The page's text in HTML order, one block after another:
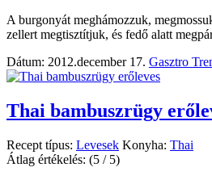
A burgonyát meghámozzuk,
zellert megtisztítjuk, és fedő alatt
Dátum: 2012.december 17. Gasztro
Thai bambuszrügy
Recept típus: Levesek Konyha: Thai
Átlag értékelés: (5 / 5)